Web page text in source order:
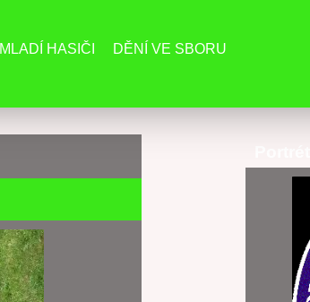
MLADÍ HASIČI DĚNÍ VE SBORU